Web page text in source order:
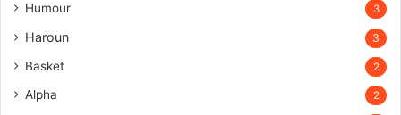
Humour 3
Haroun 3
Basket 2
Alpha 2